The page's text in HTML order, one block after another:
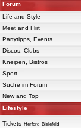
Forum
Life and Style
Meet and Flirt
Partytipps, Events
Discos, Clubs
Kneipen, Bistros
Sport
Suche im Forum
New and Top
Lifestyle
Tickets Herford Bielefeld